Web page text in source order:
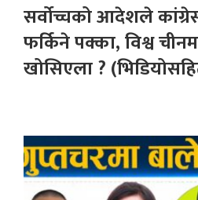
सर्वोच्चको आदेशले
फर्किने पक्का, विश्व
खोसिएला ?